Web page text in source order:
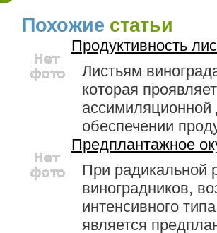
Похожие статьи
Продуктивность
Листьям
которая
ассимиляционной
обеспечении
Предплантажное
При радикальной
виноградников,
интенсивного
является